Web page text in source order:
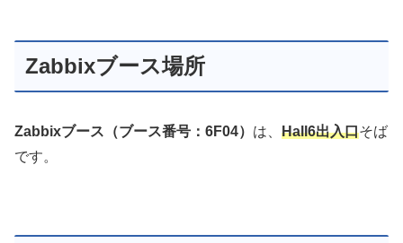
Zabbixブース場所
Zabbixブース（ブース番号：6F04） は、 Hall6出入口そば
です。